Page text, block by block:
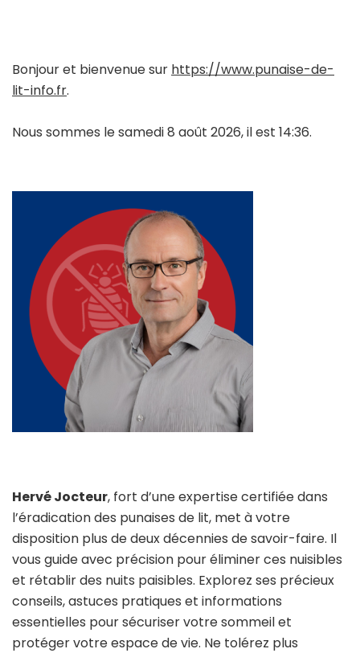
Bonjour et bienvenue sur https://www.punaise-de-
lit-info.fr.
Nous sommes le samedi 8 août 2026, il est 14:36.
Hervé Jocteur, fort d’une expertise certifiée dans
l’éradication des punaises de lit, met à votre
disposition plus de deux décennies de savoir-faire. Il
vous guide avec précision pour éliminer ces nuisibles
et rétablir des nuits paisibles. Explorez ses précieux
conseils, astuces pratiques et informations
essentielles pour sécuriser votre sommeil et
protéger votre espace de vie. Ne tolérez plus